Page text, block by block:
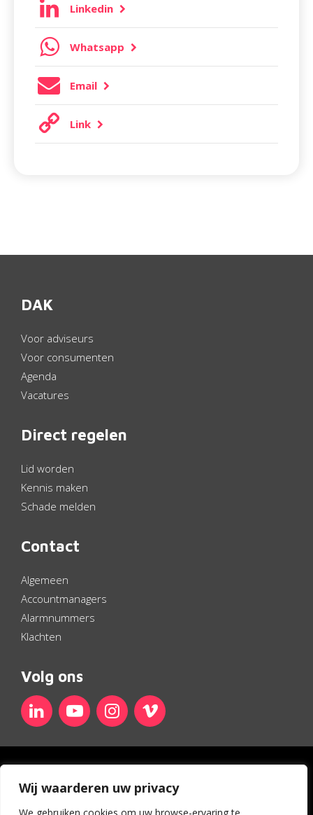
Wij waarderen uw privacy
Linkedin
Whatsapp
Email
Link
DAK
Voor adviseurs
Voor consumenten
Agenda
Vacatures
Direct regelen
Lid worden
Kennis maken
Schade melden
Contact
Algemeen
Accountmanagers
Alarmnummers
Klachten
Volg ons
LinkedinYouTubeInstagram
Vimeo
Privacy statement
Privacybeleid